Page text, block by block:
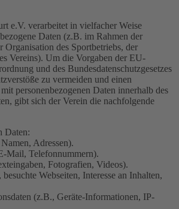
e.V. verarbeitet in vielfacher Weise
Daten (z.B. im Rahmen der
Organisation des Sportbetriebs, der
Vereins). Um die Vorgaben der EU-
und des Bundesdatenschutzgesetzes
zu vermeiden und einen
personenbezogenen Daten innerhalb des
gibt sich der Verein die nachfolgende
Daten:
Adressen).
Mail, Telefonnummern).
Fotografien, Videos).
Webseiten, Interesse an Inhalten,
(z.B., Geräte-Informationen, IP-